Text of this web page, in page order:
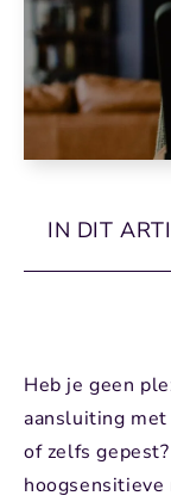
IN DIT
Heb je geen
aansluiting
of zelfs